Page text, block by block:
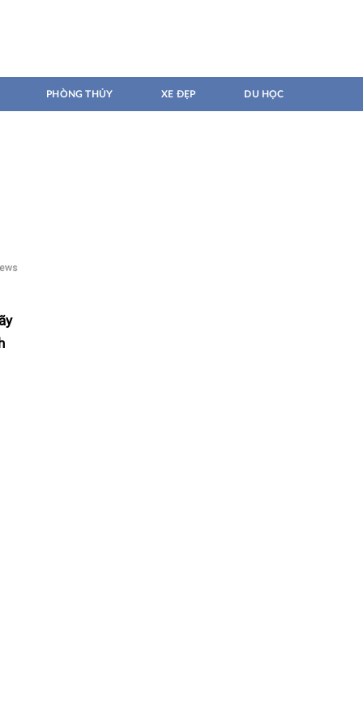
PHÒNG THỦY XE ĐẸP DU HỌC